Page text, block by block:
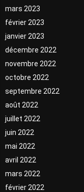
mars 2023
février 2023
janvier 2023
décembre 2022
novembre 2022
octobre 2022
septembre 2022
août 2022
juillet 2022
juin 2022
mai 2022
avril 2022
mars 2022
février 2022